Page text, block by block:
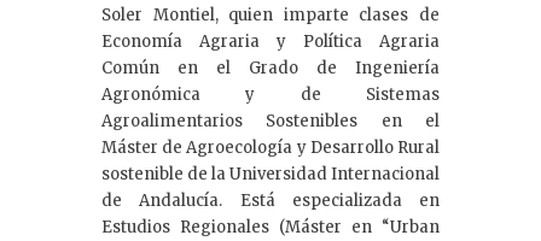
Soler Montiel, quien imparte clases de
Economía Agraria y Política Agraria
Común en el Grado de Ingeniería
Agronómica y de Sistemas
Agroalimentarios Sostenibles en el
Máster de Agroecología y Desarrollo Rural
sostenible de la Universidad Internacional
de Andalucía. Está especializada en
Estudios Regionales (Máster en “Urban